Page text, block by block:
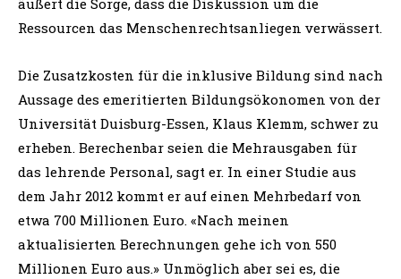
äußert die Sorge, dass die Diskussion um die
Ressourcen das Menschenrechtsanliegen verwässert.
Die Zusatzkosten für die inklusive Bildung sind nach
Aussage des emeritierten Bildungsökonomen von der
Universität Duisburg-Essen, Klaus Klemm, schwer zu
erheben. Berechenbar seien die Mehrausgaben für
das lehrende Personal, sagt er. In einer Studie aus
dem Jahr 2012 kommt er auf einen Mehrbedarf von
etwa 700 Millionen Euro. «Nach meinen
aktualisierten Berechnungen gehe ich von 550
Millionen Euro aus.» Unmöglich aber sei es, die